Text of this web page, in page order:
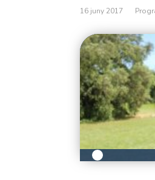
16 juny 2017